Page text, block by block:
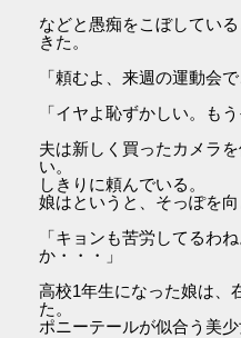
などと愚痴をこぼしてい
きた。
「頼むよ、来週の運動会
「イヤよ恥ずかしい。も
夫は新しく買ったカメラ
い。
しきりに頼んでいる。
娘はというと、そっぽを
「キョンも苦労してるわ
か・・・」
高校1年生になった娘は、
た。
ポニーテールが似合う美少